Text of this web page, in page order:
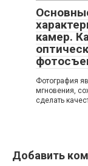
камер.
Фотография
мгновения,
сделать
Добавить